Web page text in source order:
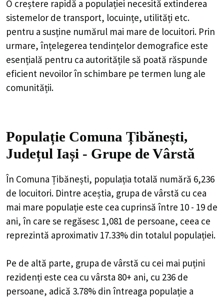
O creștere rapidă a populației necesită extinderea
sistemelor de transport, locuințe, utilități etc.
pentru a susține numărul mai mare de locuitori. Prin
urmare, înțelegerea tendințelor demografice este
esențială pentru ca autoritățile să poată răspunde
eficient nevoilor în schimbare pe termen lung ale
comunității.
Populație Comuna Țibănești,
Județul Iași - Grupe de Vârstă
În Comuna Țibănești, populația totală numără 6,236
de locuitori. Dintre aceștia, grupa de vârstă cu cea
mai mare populație este cea cuprinsă între 10 - 19 de
ani, în care se regăsesc 1,081 de persoane, ceea ce
reprezintă aproximativ 17.33% din totalul populației.
Pe de altă parte, grupa de vârstă cu cei mai puțini
rezidenți este cea cu vârsta 80+ ani, cu 236 de
persoane, adică 3.78% din întreaga populație a